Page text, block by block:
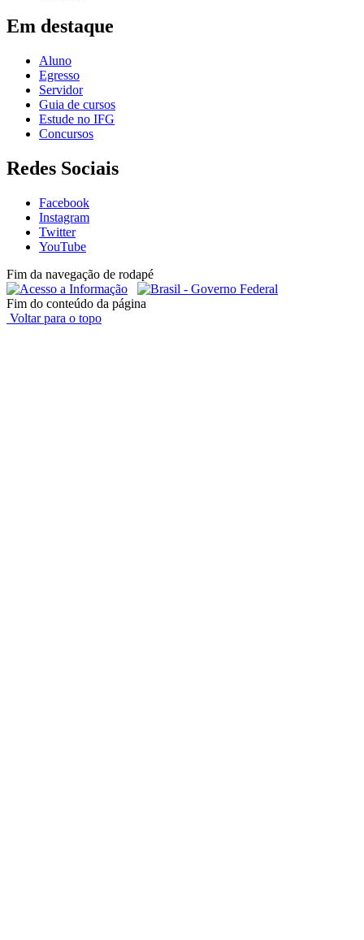
Em destaque
Aluno
Egresso
Servidor
Guia de cursos
Estude no IFG
Concursos
Redes Sociais
Facebook
Instagram
Twitter
YouTube
Fim da navegação de rodapé
Fim do conteúdo da página
Voltar para o topo